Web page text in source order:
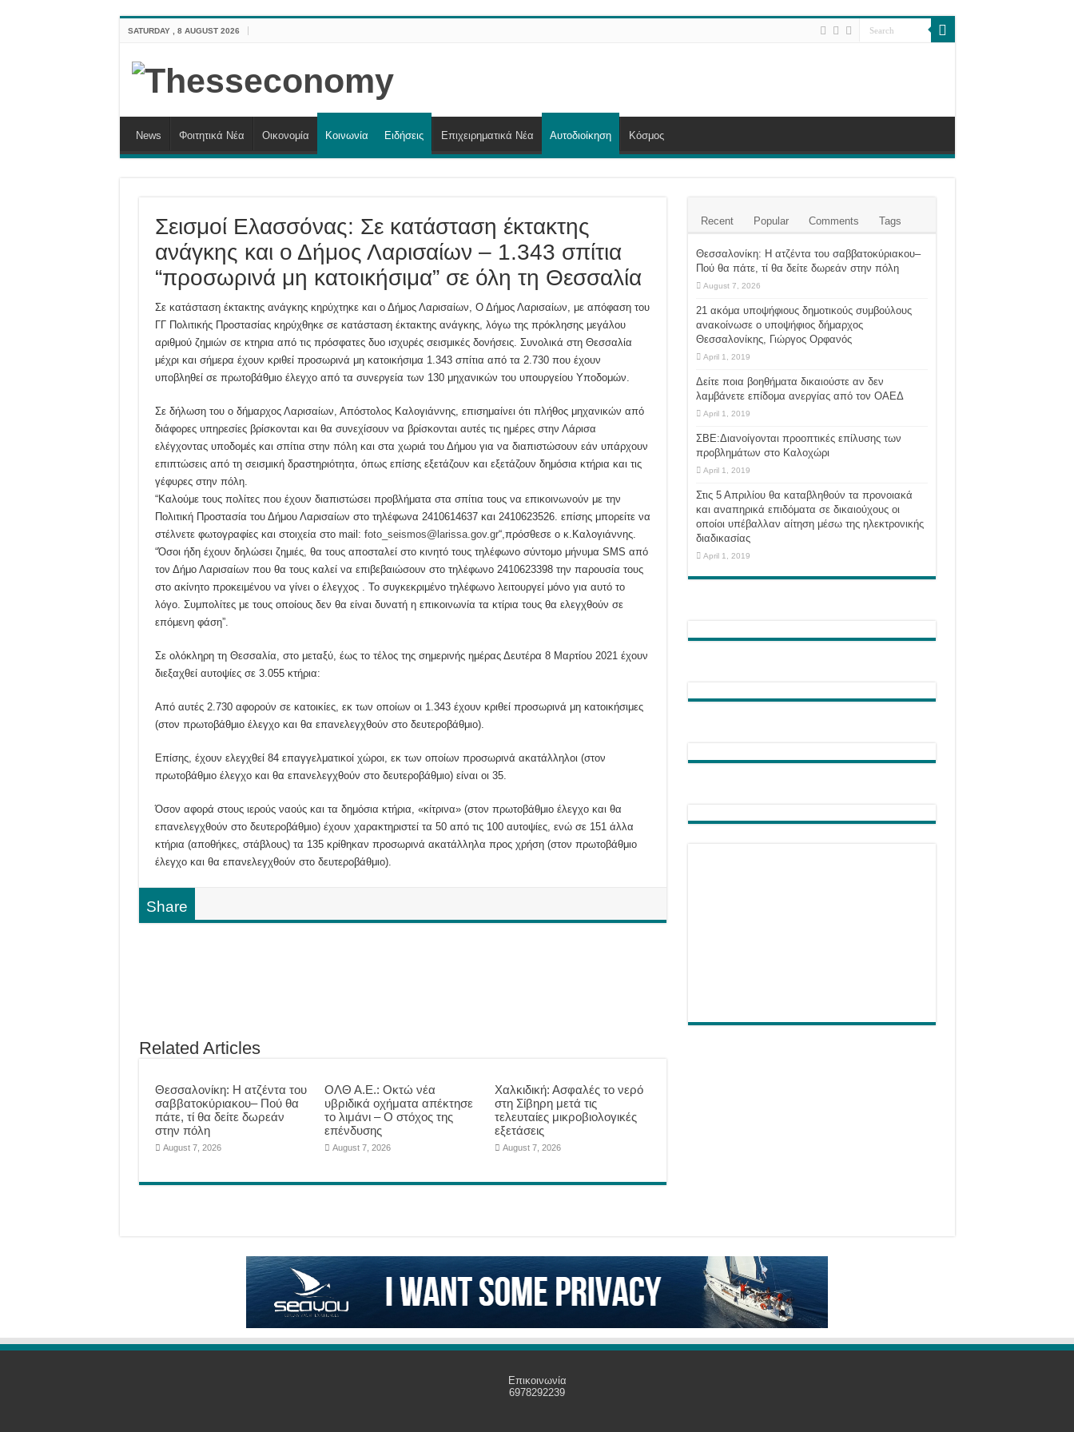
SATURDAY , 8 AUGUST 2026
News Φοιτητικά Νέα Οικονομία Κοινωνία Ειδήσεις Επιχειρηματικά Νέα Αυτοδιοίκηση Κόσμος
Σεισμοί Ελασσόνας: Σε κατάσταση έκτακτης
ανάγκης και ο Δήμος Λαρισαίων – 1.343 σπίτια
“προσωρινά μη κατοικήσιμα” σε όλη τη Θεσσαλία
Σε κατάσταση έκτακτης ανάγκης κηρύχτηκε και ο Δήμος Λαρισαίων, Ο Δήμος Λαρισαίων, με απόφαση του
ΓΓ Πολιτικής Προστασίας κηρύχθηκε σε κατάσταση έκτακτης ανάγκης, λόγω της πρόκλησης μεγάλου
αριθμού ζημιών σε κτηρια από τις πρόσφατες δυο ισχυρές σεισμικές δονήσεις. Συνολικά στη Θεσσαλία
μέχρι και σήμερα έχουν κριθεί προσωρινά μη κατοικήσιμα 1.343 σπίτια από τα 2.730 που έχουν
υποβληθεί σε πρωτοβάθμιο έλεγχο από τα συνεργεία των 130 μηχανικών του υπουργείου Υποδομών.
Σε δήλωση του ο δήμαρχος Λαρισαίων, Απόστολος Καλογιάννης, επισημαίνει ότι πλήθος μηχανικών από
διάφορες υπηρεσίες βρίσκονται και θα συνεχίσουν να βρίσκονται αυτές τις ημέρες στην Λάρισα
ελέγχοντας υποδομές και σπίτια στην πόλη και στα χωριά του Δήμου για να διαπιστώσουν εάν υπάρχουν
επιπτώσεις από τη σεισμική δραστηριότητα, όπως επίσης εξετάζουν και εξετάζουν δημόσια κτήρια και τις
γέφυρες στην πόλη.
“Καλούμε τους πολίτες που έχουν διαπιστώσει προβλήματα στα σπίτια τους να επικοινωνούν με την
Πολιτική Προστασία του Δήμου Λαρισαίων στο τηλέφωνα 2410614637 και 2410623526. επίσης μπορείτε να
στέλνετε φωτογραφίες και στοιχεία στο mail: foto_seismos@larissa.gov.gr“,πρόσθεσε ο κ.Καλογιάννης.
“Όσοι ήδη έχουν δηλώσει ζημιές, θα τους αποσταλεί στο κινητό τους τηλέφωνο σύντομο μήνυμα SMS από
τον Δήμο Λαρισαίων που θα τους καλεί να επιβεβαιώσουν στο τηλέφωνο 2410623398 την παρουσία τους
στο ακίνητο προκειμένου να γίνει ο έλεγχος . Το συγκεκριμένο τηλέφωνο λειτουργεί μόνο για αυτό το
λόγο. Συμπολίτες με τους οποίους δεν θα είναι δυνατή η επικοινωνία τα κτίρια τους θα ελεγχθούν σε
επόμενη φάση”.
Σε ολόκληρη τη Θεσσαλία, στο μεταξύ, έως το τέλος της σημερινής ημέρας Δευτέρα 8 Μαρτίου 2021 έχουν
διεξαχθεί αυτοψίες σε 3.055 κτήρια:
Από αυτές 2.730 αφορούν σε κατοικίες, εκ των οποίων οι 1.343 έχουν κριθεί προσωρινά μη κατοικήσιμες
(στον πρωτοβάθμιο έλεγχο και θα επανελεγχθούν στο δευτεροβάθμιο).
Επίσης, έχουν ελεγχθεί 84 επαγγελματικοί χώροι, εκ των οποίων προσωρινά ακατάλληλοι (στον
πρωτοβάθμιο έλεγχο και θα επανελεγχθούν στο δευτεροβάθμιο) είναι οι 35.
Όσον αφορά στους ιερούς ναούς και τα δημόσια κτήρια, «κίτρινα» (στον πρωτοβάθμιο έλεγχο και θα
επανελεγχθούν στο δευτεροβάθμιο) έχουν χαρακτηριστεί τα 50 από τις 100 αυτοψίες, ενώ σε 151 άλλα
κτήρια (αποθήκες, στάβλους) τα 135 κρίθηκαν προσωρινά ακατάλληλα προς χρήση (στον πρωτοβάθμιο
έλεγχο και θα επανελεγχθούν στο δευτεροβάθμιο).
Share
Related Articles
Θεσσαλονίκη: Η ατζέντα του
σαββατοκύριακου– Πού θα
πάτε, τί θα δείτε δωρεάν
στην πόλη
August 7, 2026
ΟΛΘ Α.Ε.: Οκτώ νέα
υβριδικά οχήματα απέκτησε
το λιμάνι – Ο στόχος της
επένδυσης
August 7, 2026
Χαλκιδική: Ασφαλές το νερό
στη Σίβηρη μετά τις
τελευταίες μικροβιολογικές
εξετάσεις
August 7, 2026
Recent Popular Comments Tags
Θεσσαλονίκη: Η ατζέντα του σαββατοκύριακου–
Πού θα πάτε, τί θα δείτε δωρεάν στην πόλη
August 7, 2026
21 ακόμα υποψήφιους δημοτικούς συμβούλους
ανακοίνωσε ο υποψήφιος δήμαρχος
Θεσσαλονίκης, Γιώργος Ορφανός
April 1, 2019
Δείτε ποια βοηθήματα δικαιούστε αν δεν
λαμβάνετε επίδομα ανεργίας από τον ΟΑΕΔ
April 1, 2019
ΣΒΕ:Διανοίγονται προοπτικές επίλυσης των
προβλημάτων στο Καλοχώρι
April 1, 2019
Στις 5 Απριλίου θα καταβληθούν τα προνοιακά
και αναπηρικά επιδόματα σε δικαιούχους οι
οποίοι υπέβαλλαν αίτηση μέσω της ηλεκτρονικής
διαδικασίας
April 1, 2019
Επικοινωνία
6978292239